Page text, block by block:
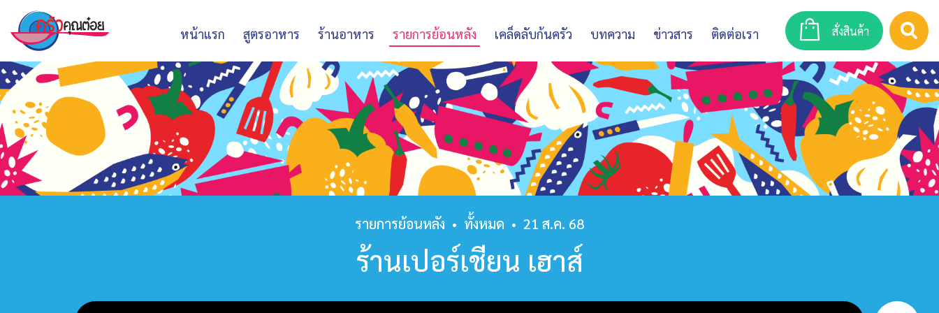
หน้าแรก สูตรอาหาร ร้านอาหาร รายการย้อนหลัง เคล็ดลับก้นครัว บทความ ข่าวสาร ติดต่อเรา สั่งสินค้า
รายการย้อนหลัง • ทั้งหมด • 21 ส.ค. 68
ร้านเปอร์เชียน เฮาส์